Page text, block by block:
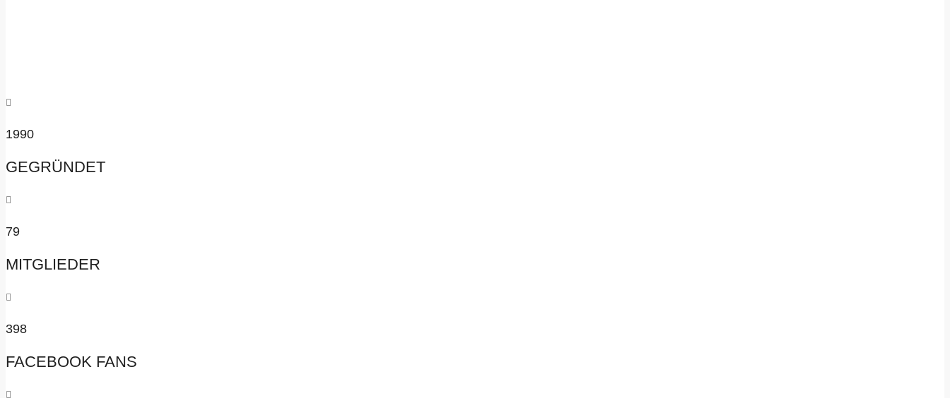
1990
GEGRÜNDET
79
MITGLIEDER
398
FACEBOOK FANS